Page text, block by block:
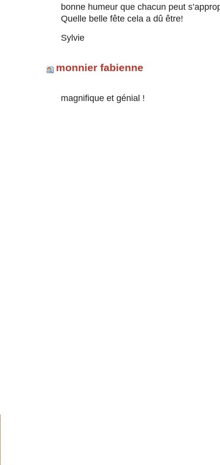
bonne humeur que chacun peut
Quelle belle fête cela a dû être!
Sylvie
monnier fabienne
magnifique et génial !